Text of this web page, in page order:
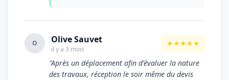
O Olive Sauvet
il y a 3 mois
★★★★★
"Après un déplacement afin d'évaluer la nature
des travaux, réception le soir même du devis